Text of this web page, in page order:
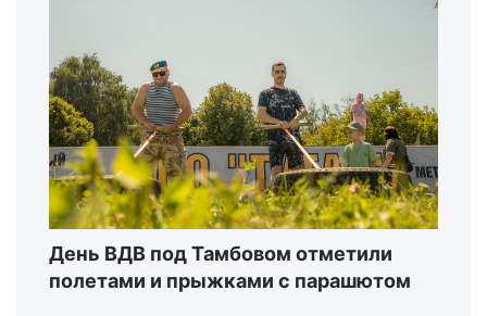
День ВДВ под Тамбовом отметили
полетами и прыжками с парашютом